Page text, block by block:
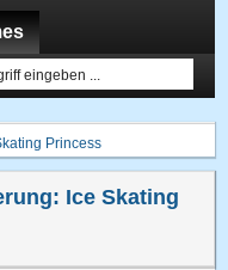
Princess
Ice Skating